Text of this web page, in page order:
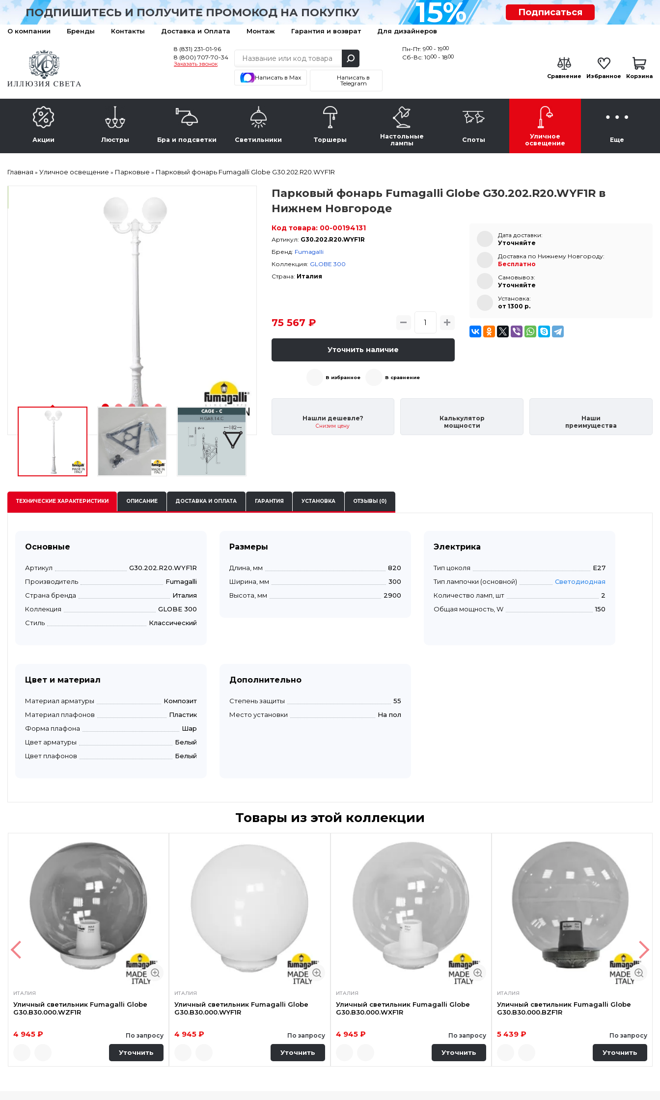
ПОДПИШИТЕСЬ И ПОЛУЧИТЕ ПРОМОКОД НА ПОКУПКУ 15% Подписаться
О компании Бренды Контакты Доставка и Оплата Монтаж Гарантия и возврат Для дизайнеров
8 (831) 231-01-96
8 (800) 707-70-34
Заказать звонок
Написать в Max
Написать в
Telegram
Пн-Пт: 900 - 1900
Сб-Вс: 1000 - 1800
Сравнение Избранное Корзина
Акции Люстры Бра и подсветки Светильники Торшеры
Настольные
лампы
Споты
Уличное
освещение
Еще
Главная » Уличное освещение » Парковые » Парковый фонарь Fumagalli Globe G30.202.R20.WYF1R
Парковый фонарь Fumagalli Globe G30.202.R20.WYF1R в
Нижнем Новгороде
Код товара: 00-00194131
Артикул: G30.202.R20.WYF1R
Бренд: Fumagalli
Коллекция: GLOBE 300
Страна: Италия
75 567 ₽
Уточнить наличие
В избранное В сравнение
Дата доставки:
Уточняйте
Доставка по Нижнему Новгороду:
Бесплатно
Самовывоз:
Уточняйте
Установка:
от 1300 p.
Нашли дешевле?
Снизим цену
Калькулятор
мощности
Наши
преимущества
ТЕХНИЧЕСКИЕХАРАКТЕРИСТИКИ ОПИСАНИЕ ДОСТАВКА И ОПЛАТА ГАРАНТИЯ УСТАНОВКА ОТЗЫВЫ (0)
Основные
Артикул
G30.202.R20.WYF1R
Производитель
Fumagalli
Страна бренда
Италия
Коллекция
GLOBE 300
Стиль
Классический
Размеры
Длина, мм
820
Ширина, мм
300
Высота, мм
2900
Электрика
Тип цоколя
E27
Тип лампочки (основной)
Светодиодная
Количество ламп, шт
2
Общая мощность, W
150
Цвет и материал
Материал арматуры
Композит
Материал плафонов
Пластик
Форма плафона
Шар
Цвет арматуры
Белый
Цвет плафонов
Белый
Дополнительно
Степень защиты
55
Место установки
На пол
Товары из этой коллекции
ИТАЛИЯ
Уличный светильник Fumagalli Globe
G30.B30.000.WZF1R
4 945 ₽ По запросу
Уточнить
ИТАЛИЯ
Уличный светильник Fumagalli Globe
G30.B30.000.WYF1R
4 945 ₽ По запросу
Уточнить
ИТАЛИЯ
Уличный светильник Fumagalli Globe
G30.B30.000.WXF1R
4 945 ₽ По запросу
Уточнить
ИТАЛИЯ
Уличный светильник Fumagalli Globe
G30.B30.000.BZF1R
5 439 ₽ По запросу
Уточнить
Быстрый просмотр Быстрый просмотр